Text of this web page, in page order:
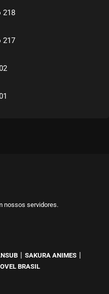
218
217
nossos servidores.
SAKURA ANIMES
BRASIL